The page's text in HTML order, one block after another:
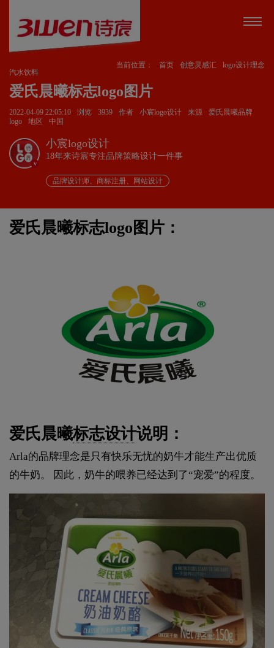
当前位置： 首页 创意灵感汇
logo设计理念
汽水饮料
爱氏晨曦标志logo图片
2022-04-09 22:05:10 浏览 3939 作者 小宸logo设计 来源
爱氏晨曦品牌
logo
地区 中国
v
小宸logo设计
18年来诗宸专注品牌策略设计一件事
品牌设计师、商标注册、网站设计
爱氏晨曦标志logo图片：
爱氏晨曦标志设计说明：
Arla的品牌理念是只有快乐无忧的奶牛才能生产出优质
的牛奶。 因此，奶牛的喂养已经达到了“宠爱”的程度。